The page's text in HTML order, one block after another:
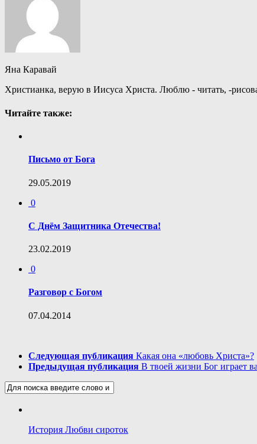
Яна Каравай
Христианка, верую в Иисуса Христа. Люблю - читать, -
Читайте также:
Письмо от Бога
29.05.2019
0
С Днём Защитника Отечества!
23.02.2019
0
Разговор с Богом
07.04.2014
Следующая публикация Какая она «любовь Христа»?
Предыдущая публикация В твоей жизни Бог играет
История Любви сироток